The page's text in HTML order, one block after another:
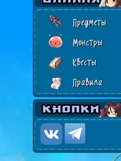
Предметы
Монстры
Квесты
Правила